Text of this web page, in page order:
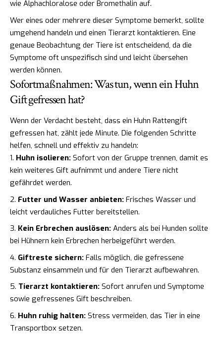
wie Alphachloralose oder Bromethalin auf.
Wer eines oder mehrere dieser Symptome bemerkt, sollte
umgehend handeln und einen Tierarzt kontaktieren. Eine
genaue Beobachtung der Tiere ist entscheidend, da die
Symptome oft unspezifisch sind und leicht übersehen
werden können.
Sofortmaßnahmen: Was tun, wenn ein Huhn
Gift gefressen hat?
Wenn der Verdacht besteht, dass ein Huhn Rattengift
gefressen hat, zählt jede Minute. Die folgenden Schritte
helfen, schnell und effektiv zu handeln:
Huhn isolieren: Sofort von der Gruppe trennen, damit es
kein weiteres Gift aufnimmt und andere Tiere nicht
gefährdet werden.
Futter und Wasser anbieten: Frisches Wasser und
leicht verdauliches Futter bereitstellen.
Kein Erbrechen auslösen: Anders als bei Hunden sollte
bei Hühnern kein Erbrechen herbeigeführt werden.
Giftreste sichern: Falls möglich, die gefressene
Substanz einsammeln und für den Tierarzt aufbewahren.
Tierarzt kontaktieren: Sofort anrufen und Symptome
sowie gefressenes Gift beschreiben.
Huhn ruhig halten: Stress vermeiden, das Tier in eine
Transportbox setzen.